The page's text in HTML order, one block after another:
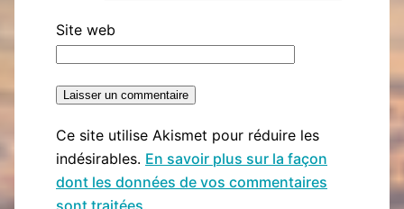
Site web
Ce site utilise Akismet pour réduire les
indésirables. En savoir plus sur la façon
dont les données de vos commentaires
sont traitées.